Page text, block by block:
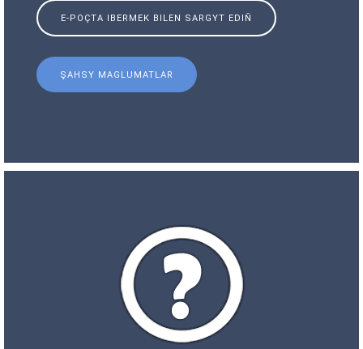
E-POÇTA IBERMEK BILEN SARGYT EDIŇ
ŞAHSY MAGLUMATLAR